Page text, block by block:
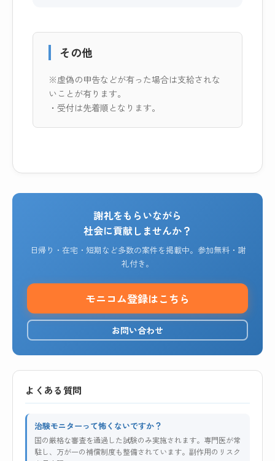
その他
※虚偽の申告などが有った場合は支給されな
いことが有ります。
・受付は先着順となります。
謝礼をもらいながら
社会に貢献しませんか？
日帰り・在宅・短期など多数の案件を掲載中。参加無料・謝
礼付き。
モニコム登録はこちら
お問い合わせ
よくある質問
治験モニターって怖くないですか？
国の厳格な審査を通過した試験のみ実施されます。専門医が常
駐し、万が一の補償制度も整備されています。副作用のリスク